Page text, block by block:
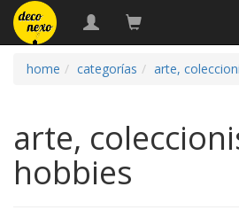
home categorías arte,
arte,
hobbies